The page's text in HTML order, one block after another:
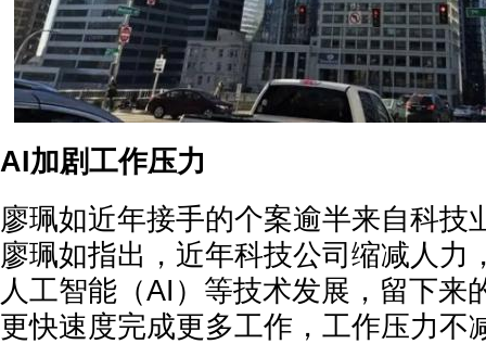
AI加剧工作压力
廖珮如近年接手的个案逾半来自科技
廖珮如指出，近年科技公司缩减人力
人工智能（AI）等技术发展，留下来
更快速度完成更多工作，工作压力不